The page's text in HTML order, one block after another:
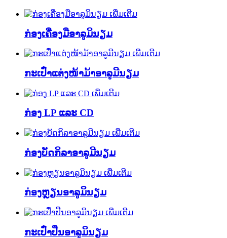
ເພີ່ມເຕີມ
ກ່ອງເຄື່ອງມືອາລູມິນຽມ
ເພີ່ມເຕີມ
ກະເປົ໋າແຕ່ງໜ້າມ້າອາລູມີນຽມ
ເພີ່ມເຕີມ
ກ່ອງ LP ແລະ CD
ເພີ່ມເຕີມ
ກ່ອງບັດກິລາອາລູມີນຽມ
ເພີ່ມເຕີມ
ກ່ອງຫຼຽນອາລູມິນຽມ
ເພີ່ມເຕີມ
ກະເປົ໋າປືນອາລູມິນຽມ